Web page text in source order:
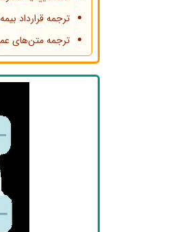
ترجمه قرارداد
ترجمه متن‌های